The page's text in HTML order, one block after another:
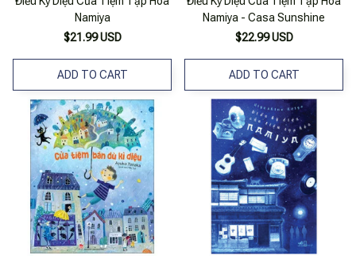
Namiya
$21.99 USD
ADD TO CART
Namiya - Casa Sunshine
$22.99 USD
ADD TO CART